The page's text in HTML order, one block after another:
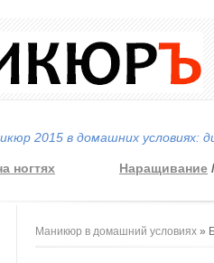
2015 в домашних условиях:
ногтях Наращивание
Вы здесь
Маникюр в домашний условиях »